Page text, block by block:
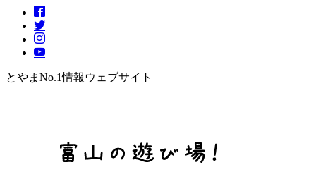
とやまNo.1情報ウェブサイト